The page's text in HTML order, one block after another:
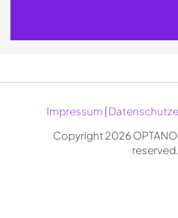
Impressum |
Copyright 2026
reserved.